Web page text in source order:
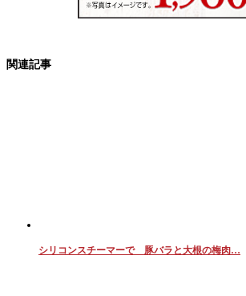
関連記事
シリコンスチーマーで 豚バラと大根の梅肉…